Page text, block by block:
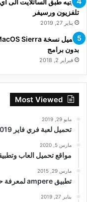
توجيه طبق الساتلايت الى
تلفزيون ورسيفر
يناير 27, 2019
بدون برامج
فبراير 2, 2018
Most Viewed
مايو 29, 2019
تحميل لعبة فري فاير Free Fire 2019 للاندرويد والكمبيوتر مجانا
مارس 5, 2020
مواقع تحميل العاب
مارس 29, 2015
تطبيق ampere لمعرفة حالة البطارية و سرعة الشحن
يناير 27, 2019